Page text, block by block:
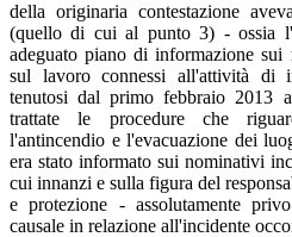
della originaria contestazione
(quello di cui al punto 3) - ossia
adeguato piano di informazione sui
sul lavoro connessi all'attività di
tenutosi dal primo febbraio 2013
trattate le procedure che
l'antincendio e l'evacuazione dei
era stato informato sui nominativi
cui innanzi e sulla figura del
e protezione - assolutamente
causale in relazione all'incidente